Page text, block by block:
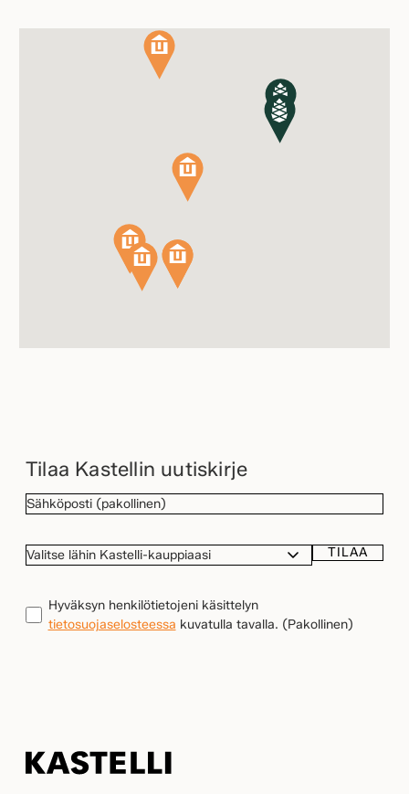
Tilaa Kastellin uutiskirje
SÄHKÖPOSTI(Pakollinen)
VALITSE
KAUPPIAASI
TIETOSUOJA(Pakollinen)
Hyväksyn henkilötietojeni käsittelyn
tietosuojaselosteessa kuvatulla tavalla. (Pakollinen)
TILAA